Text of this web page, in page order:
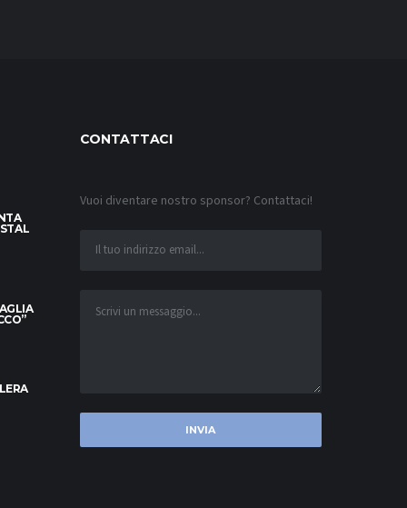
CONTATTACI
Vuoi diventare nostro sponsor? Contattaci!